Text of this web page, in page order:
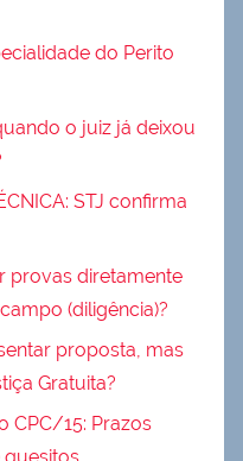
do Perito
o juiz já deixou
STJ confirma
provas diretamente
(diligência)?
proposta, mas
Gratuita?
CPC/15: Prazos